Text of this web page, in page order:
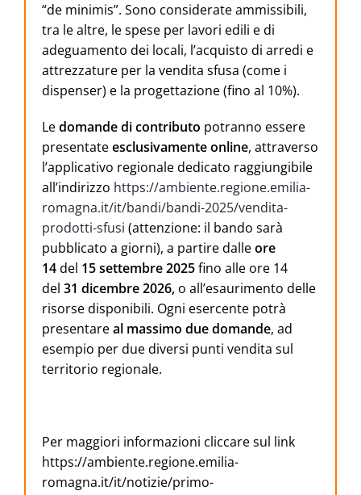
“de minimis”. Sono considerate ammissibili,
tra le altre, le spese per lavori edili e di
adeguamento dei locali, l’acquisto di arredi e
attrezzature per la vendita sfusa (come i
dispenser) e la progettazione (fino al 10%).
Ledomande di contributo potranno essere
presentateesclusivamente online, attraverso
l’applicativo regionale dedicato raggiungibile
all’indirizzo https://ambiente.regione.emilia-
romagna.it/it/bandi/bandi-2025/vendita-
prodotti-sfusi (attenzione: il bando sarà
pubblicato a giorni), a partire dalleore
14del 15 settembre 2025fino alle ore 14
del 31 dicembre 2026, o all’esaurimento delle
risorse disponibili. Ogni esercente potrà
presentareal massimo due domande, ad
esempio per due diversi punti vendita sul
territorio regionale.
Per maggiori informazioni cliccare sul link
https://ambiente.regione.emilia-
romagna.it/it/notizie/primo-